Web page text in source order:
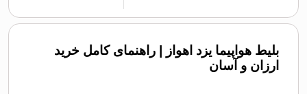
بلیط هواپیما یزد اهواز | راهنمای کامل خرید
ارزان و آسان